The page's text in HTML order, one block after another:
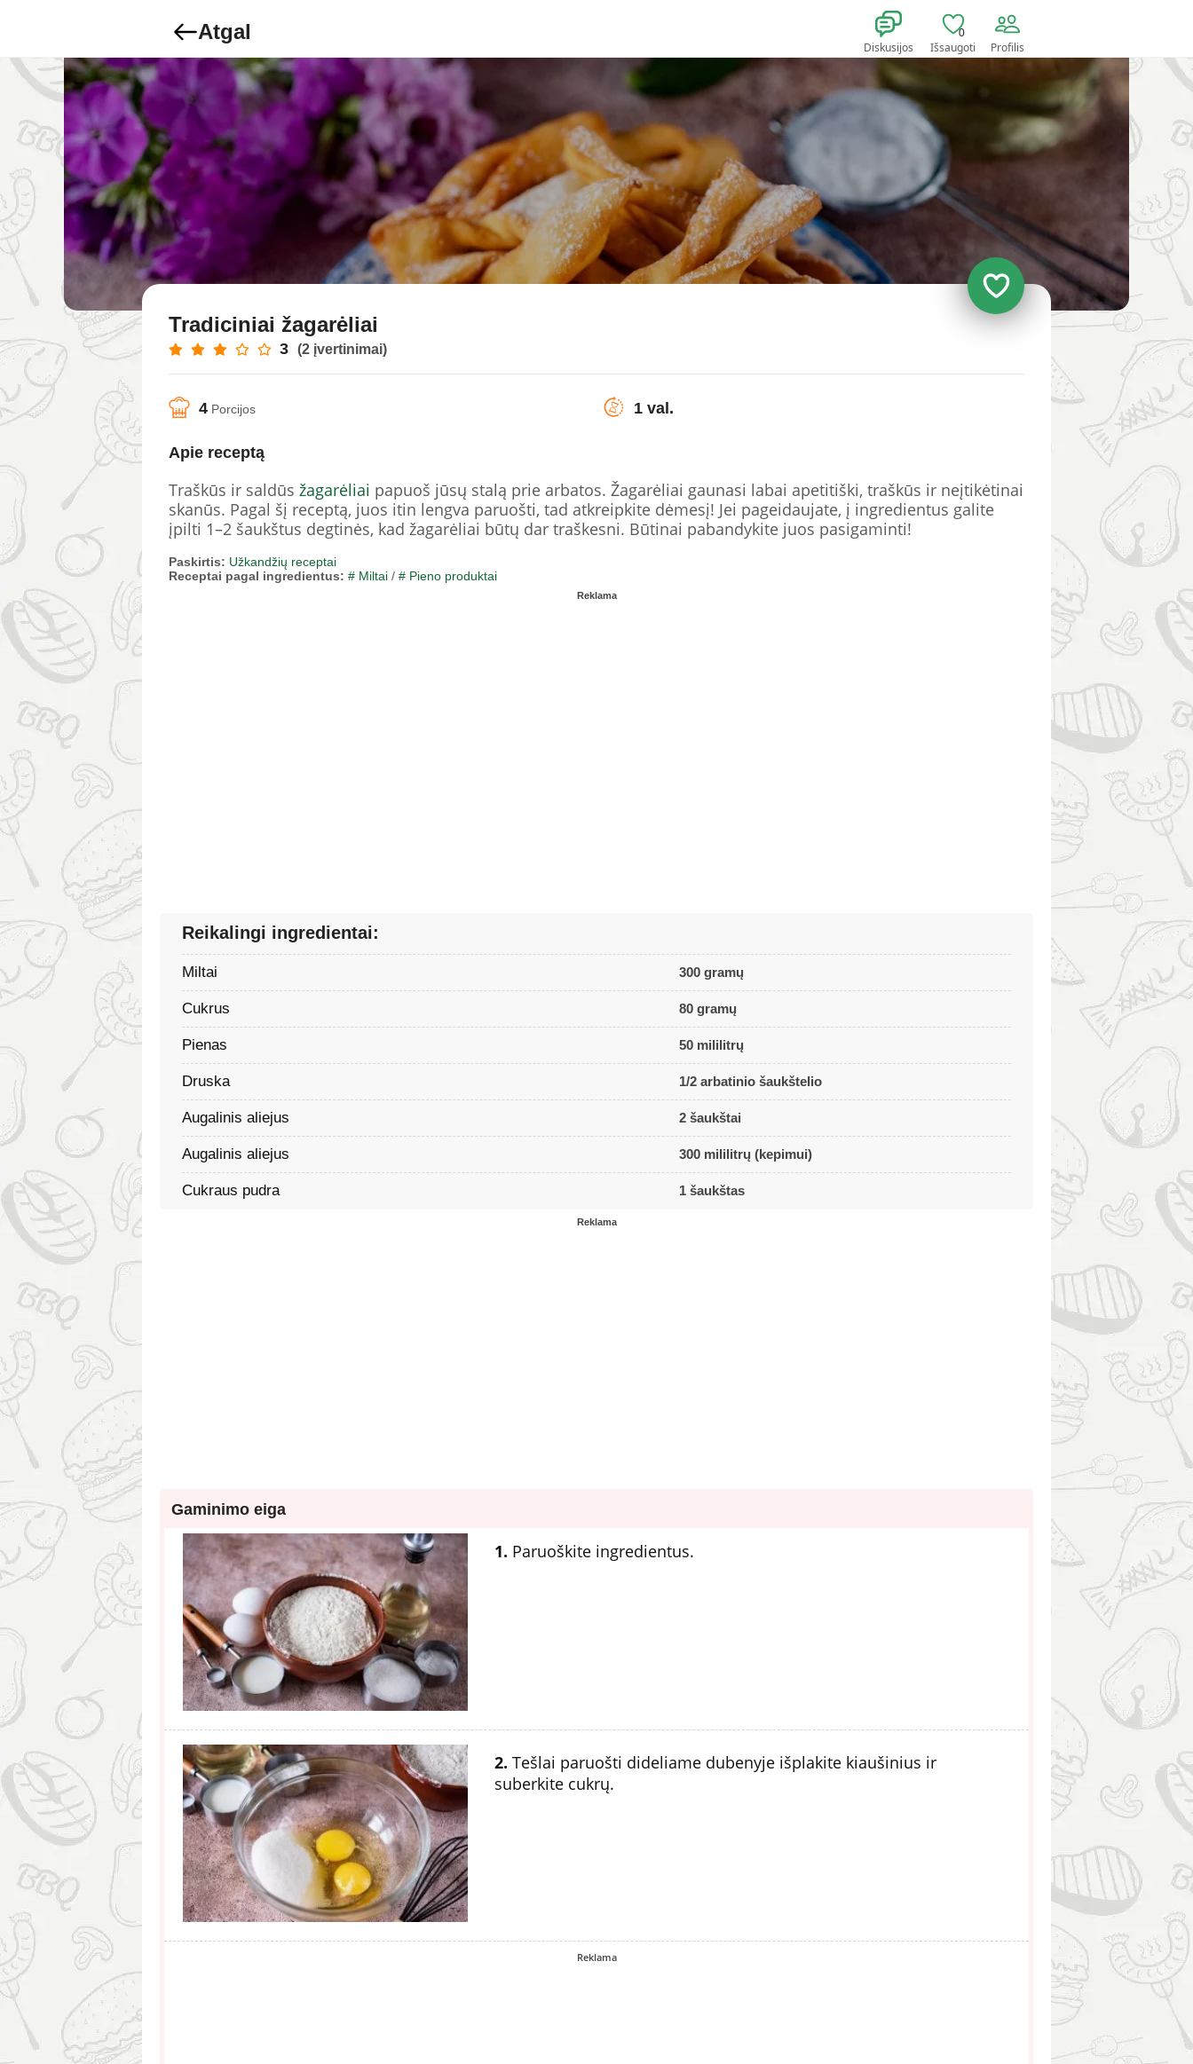
Atgal
Diskusijos
0
Išsaugoti Profilis
Tradiciniai žagarėliai
3 (2 įvertinimai)
4 Porcijos 1 val.
Apie receptą
Traškūs ir saldūs žagarėliai papuoš jūsų stalą prie arbatos. Žagarėliai gaunasi labai apetitiški, traškūs ir neįtikėtinai
skanūs. Pagal šį receptą, juos itin lengva paruošti, tad atkreipkite dėmesį! Jei pageidaujate, į ingredientus galite
įpilti 1–2 šaukštus degtinės, kad žagarėliai būtų dar traškesni. Būtinai pabandykite juos pasigaminti!
Paskirtis: Užkandžių receptai
Receptai pagal ingredientus: # Miltai / # Pieno produktai
Reklama
Reikalingi ingredientai:
Miltai 300 gramų
Cukrus 80 gramų
Pienas 50 mililitrų
Druska 1/2 arbatinio šaukštelio
Augalinis aliejus 2 šaukštai
Augalinis aliejus 300 mililitrų (kepimui)
Cukraus pudra 1 šaukštas
Reklama
Gaminimo eiga
1. Paruoškite ingredientus.
2. Tešlai paruošti dideliame dubenyje išplakite kiaušinius ir
suberkite cukrų.
Reklama